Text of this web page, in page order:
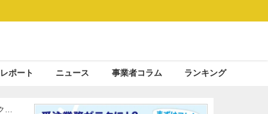
ポート ニュース 事業者コラム ランキング